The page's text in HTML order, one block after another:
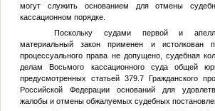
могут служить основанием для отмены
кассационном порядке.
Поскольку судами первой и
материальный закон применен и истолкован
процессуального права не допущено, судебная
делам Восьмого кассационного суда общей
предусмотренных статьей 379.7 Гражданского
Российской Федерации оснований для
жалобы и отмены обжалуемых судебных